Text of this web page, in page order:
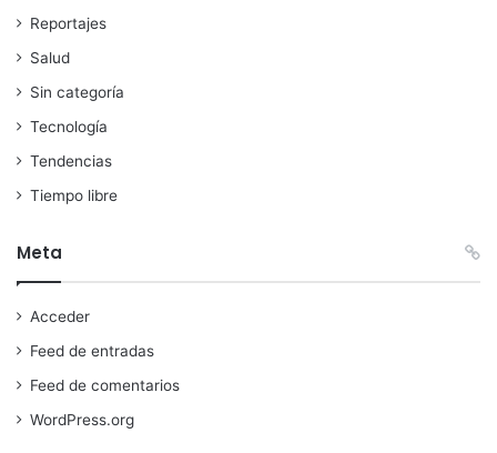
Reportajes
Salud
Sin categoría
Tecnología
Tendencias
Tiempo libre
Meta
Acceder
Feed de entradas
Feed de comentarios
WordPress.org